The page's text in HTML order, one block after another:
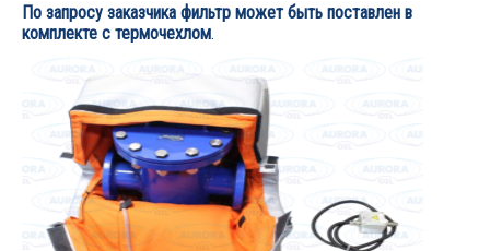
По запросу заказчика фильтр может быть поставлен в
комплекте с термочехлом.